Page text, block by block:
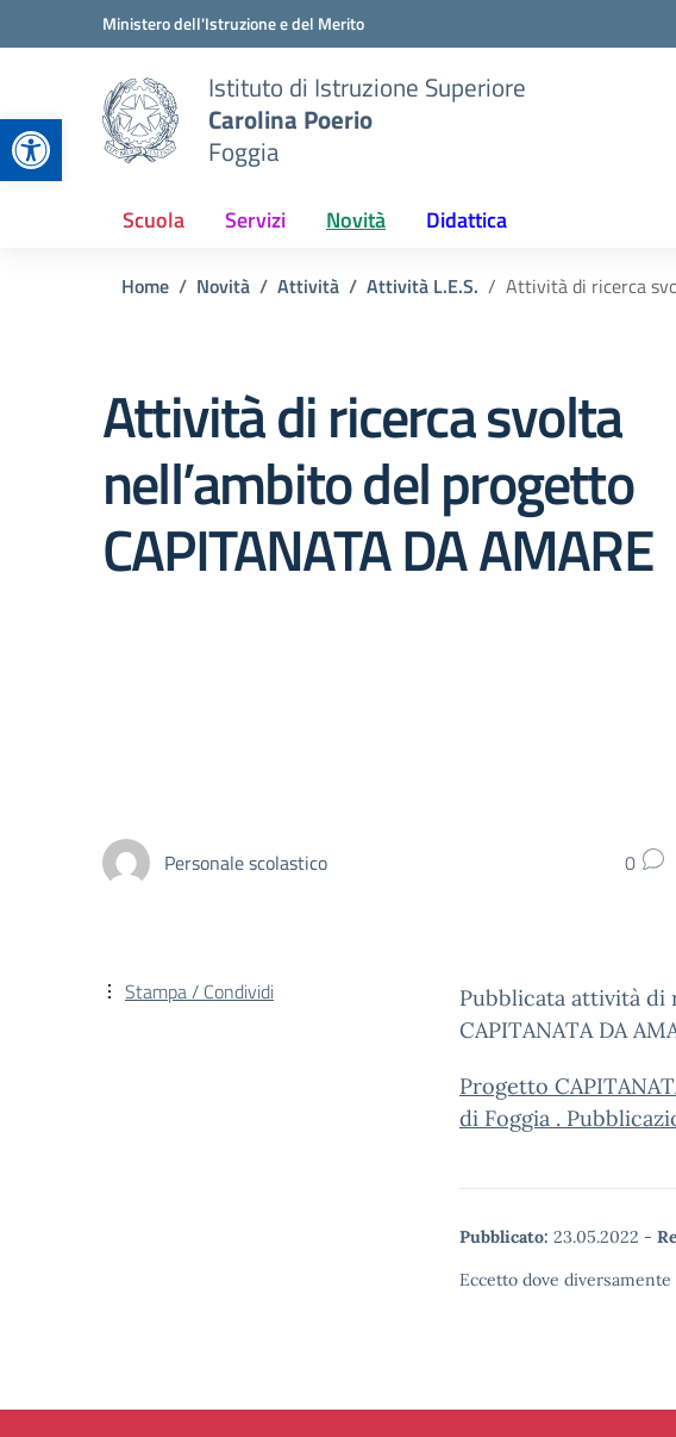
Apri la barra degli strumenti
Vai ai contenuti
Vai al menu di navigazioneMinistero dell'Istruzione e del Merito
Istituto di Istruzione Superiore
Carolina Poerio
Foggia
Scuola Servizi Novità Didattica
Home Novità Attività Attività L.E.S. Attività di ricerca
Attività di ricerca svolta
nell’ambito del progetto
CAPITANATA DA AMARE
Personale scolastico 0
Pubblicata attività di
CAPITANATA DA
Progetto
di Foggia .
Pubblicato: 23.05.2022 -
Eccetto dove
Stampa / Condividi